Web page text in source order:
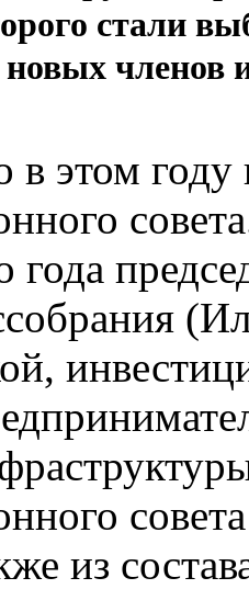
стали
новых членов
этом году
года
из